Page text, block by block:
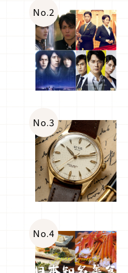
No.2
No.3
No.4